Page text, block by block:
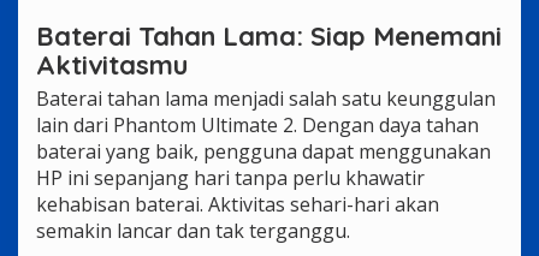
Baterai Tahan Lama: Siap Menemani
Aktivitasmu
Baterai tahan lama menjadi salah satu keunggulan
lain dari Phantom Ultimate 2. Dengan daya tahan
baterai yang baik, pengguna dapat menggunakan
HP ini sepanjang hari tanpa perlu khawatir
kehabisan baterai. Aktivitas sehari-hari akan
semakin lancar dan tak terganggu.